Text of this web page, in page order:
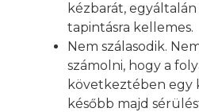
kézbarát,
tapintásra kellemes.
Nem szálasodik.
számolni, hogy a
következtében egy
később majd